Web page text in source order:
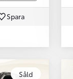
Spara
Såld